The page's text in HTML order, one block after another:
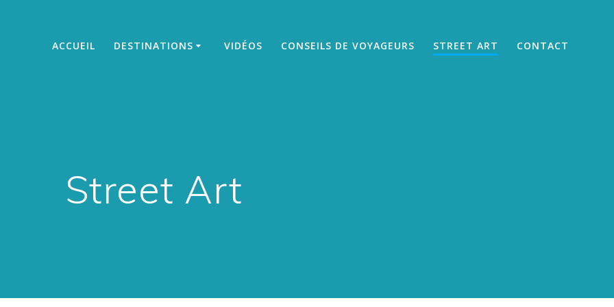
ACCUEIL DESTINATIONS VIDÉOS CONSEILS DE VOYAGEURS STREET ART CONTACT
Street Art